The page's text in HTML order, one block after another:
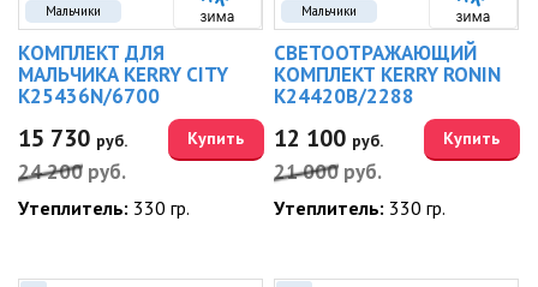
Мальчики
КОМПЛЕКТ ДЛЯ
МАЛЬЧИКА KERRY CITY
K25436N/6700
15 730 руб.
24 200 руб.
Купить
Утеплитель: 330 гр.
Мальчики
СВЕТООТРАЖАЮЩИЙ
КОМПЛЕКТ KERRY RONIN
K24420B/2288
12 100 руб.
21 000 руб.
Купить
Утеплитель: 330 гр.